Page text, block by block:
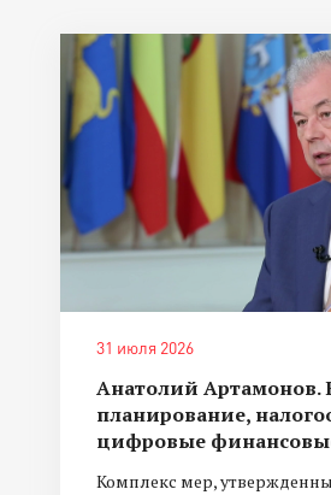
31 июля 2026
Анатолий Артамонов.
планирование,
цифровые
Комплекс мер,